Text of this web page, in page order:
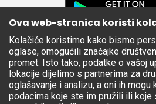
Apple
Store
Ova web-stranica koristi
Kolačiće koristimo kako bismo
oglase, omogućili značajke
promet. Isto tako, podatke o vašoj
lokacije dijelimo s partnerima za
oglašavanje i analizu, a oni ih
podacima koje ste im pružili ili koje